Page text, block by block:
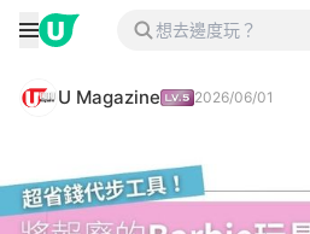
U Magazine 2026/06/01